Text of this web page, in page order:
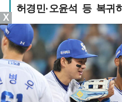
허경민·오윤석 등 복귀
X